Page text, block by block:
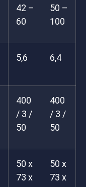
42 –
60
50 –
100
5,6 6,4
400
/ 3 /
50
400
/ 3 /
50
50 x
73 x
50 x
73 x